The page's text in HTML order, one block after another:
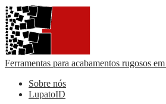
Ferramentas para acabamentos rugosos
Sobre nós
LupatoID